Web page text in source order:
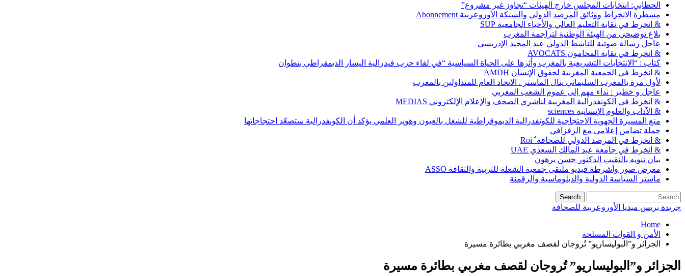
الحطابي: انتخابات المجلس خارج الهيئات “تجاوز غير مشروع”
مسطرة الانخراط ووثائق المرصد الدولي والشبكة الأوروعربية Abonnement
& انخرط في نقابة التعليم العالي والأحياء الجامعية SUP
بلاغ توضيحي من الهيئة الوطنية لتراجمة المغرب
عاجل رسالة صوتية للناشط الدولي عبد المجيد الإدريسي
& انخرط في نقابة المحامون AVOCATS
كتاب : “الانتخابات التشريعية بالمغرب وأثرها على الحياة السياسية “في لقاء حزب فيدرالية اليسار الديمقراطي بتطوان
& انخرط في الجمعية المغربية لحقوق الإنسان AMDH
لأول مرة بالمغرب السليماني ينال الماستر . الاتحاد العام للمتداولين بالمغرب
عاجل و خطير : نداء مهم إلى عموم الشعب المغربي
& انخرط في الكونفدرالية المغربية لناشري الصحف والإعلام الإلكتروني MEDIAS
& الآداب والعلوم الإنسانية sciences
منع المسيرة الجهوية الاحتجاجية للكونفدرالية الديموقراطية للشغل بالعيون وهوير العلمي يؤكد أن الكونفدرالية ستصعّد احتجاجاتها
حملة تضامن إعلامي مع الزفزافي
& انخرط في المرصد الدولي للصحافة ٌ Roi
& انخرط في جامعة عبد المالك السعدي UAE
بيان تنويه بالنقيب الدكتور حسن برهون
معرض صور وأشرطة فيديو ملتقى جمعية الشعلة للتربية والثقافة ASSO
ماستر السياسة الدولية والدبلوماسية والرقمنة
جريدة بريس ميديا الأوروعربية للصحافة
Home
الأمن و القوات المسلحة
الجزائر و”البوليساريو” تُروجان لقصف مغربي بطائرة مسيرة
الجزائر و”البوليساريو” تُروجان لقصف مغربي بطائرة مسيرة